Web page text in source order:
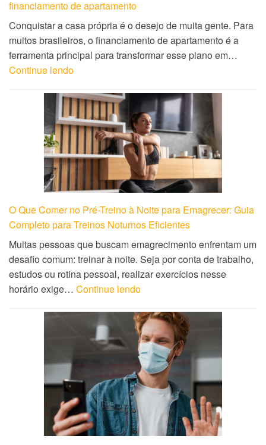
financiamento de apartamento
Conquistar a casa própria é o desejo de muita gente. Para
muitos brasileiros, o financiamento de apartamento é a
ferramenta principal para transformar esse plano em…
Continue lendo
O Que Comer no Pré-Treino à Noite para Emagrecer: Guia
Completo para Treinos Noturnos Eficientes
Muitas pessoas que buscam emagrecimento enfrentam um
desafio comum: treinar à noite. Seja por conta de trabalho,
estudos ou rotina pessoal, realizar exercícios nesse
horário exige… Continue lendo